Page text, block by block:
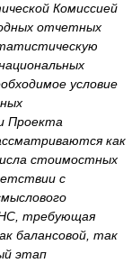
Комиссией
отчетных
условие
Проекта
как
стоимостных
с
требующая
балансовой, так
этап